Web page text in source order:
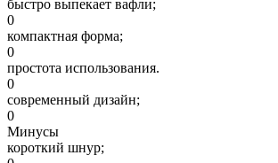
быстро выпекает вафли;
0
компактная форма;
0
простота использования.
0
современный дизайн;
0
Минусы
короткий шнур;